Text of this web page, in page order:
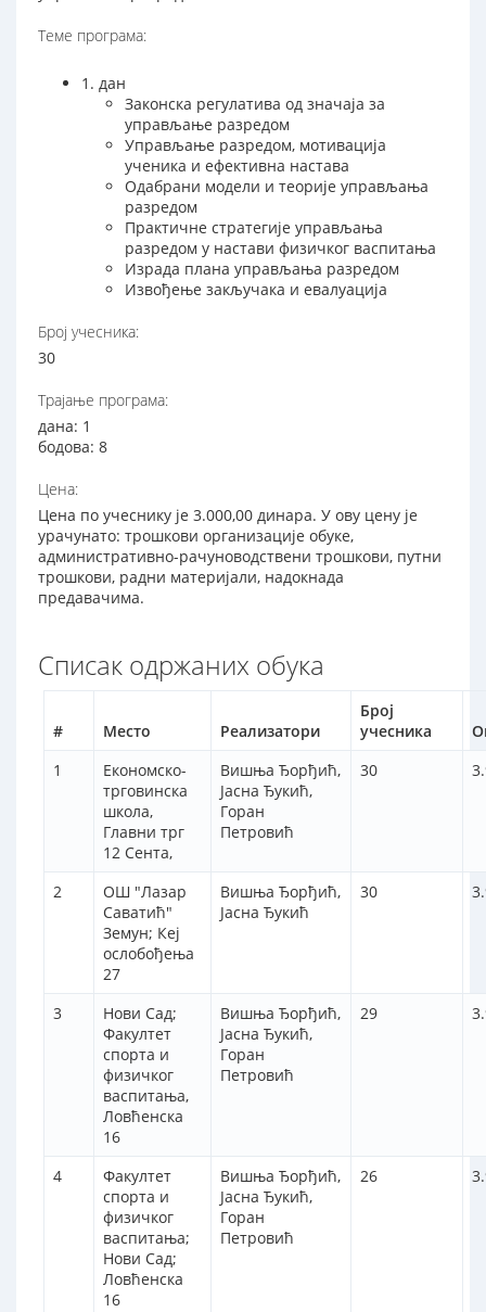
Теме програма:
1. дан
Законска регулатива од значаја за
управљање разредом
Управљање разредом, мотивација
ученика и ефективна настава
Одабрани модели и теорије управљања
разредом
Практичне стратегије управљања
разредом у настави физичког васпитања
Израда плана управљања разредом
Извођење закључака и евалуација
Број учесника:
30
Трајање програма:
дана: 1
бодова: 8
Цена:
Цена по учеснику је 3.000,00 динара. У ову цену је
урачунато: трошкови организације обуке,
административно-рачуноводствени трошкови, путни
трошкови, радни материјали, надокнада
предавачима.
Списак одржаних обука
# Место Реализатори
Број
учесника
1
Економско-
трговинска
школа,
Главни трг
12 Сента,
Вишња Ђорђић,
Јасна Ђукић,
Горан
Петровић
30
2
ОШ "Лазар
Саватић"
Земун; Кеј
ослобођења
27
Вишња Ђорђић,
Јасна Ђукић
30
3
Нови Сад;
Факултет
спорта и
физичког
васпитања,
Ловћенска
16
Вишња Ђорђић,
Јасна Ђукић,
Горан
Петровић
29
4
Факултет
спорта и
физичког
васпитања;
Нови Сад;
Ловћенска
16
Вишња Ђорђић,
Јасна Ђукић,
Горан
Петровић
26